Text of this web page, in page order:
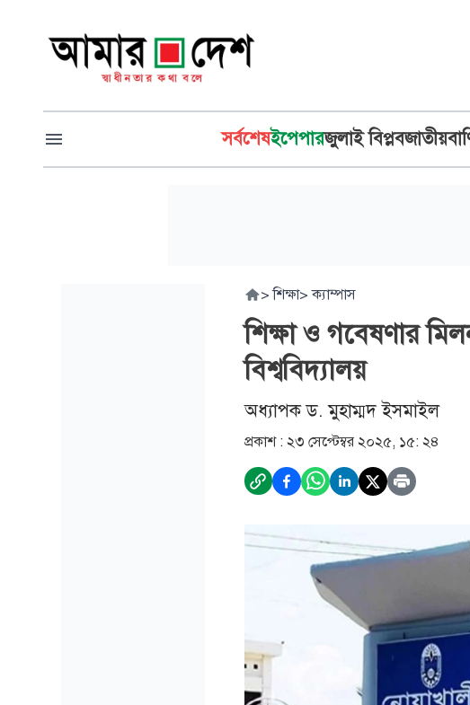
সর্বশেষইপেপারজুলাই বিপ্লবজাতীয়
> শিক্ষা> ক্যাম্পাস
শিক্ষা ও গবেষণার
বিশ্ববিদ্যালয়
অধ্যাপক ড. মুহাম্মদ ইসমাইল
প্রকাশ : ২৩ সেপ্টেম্বর ২০২৫, ১৫: ২৪